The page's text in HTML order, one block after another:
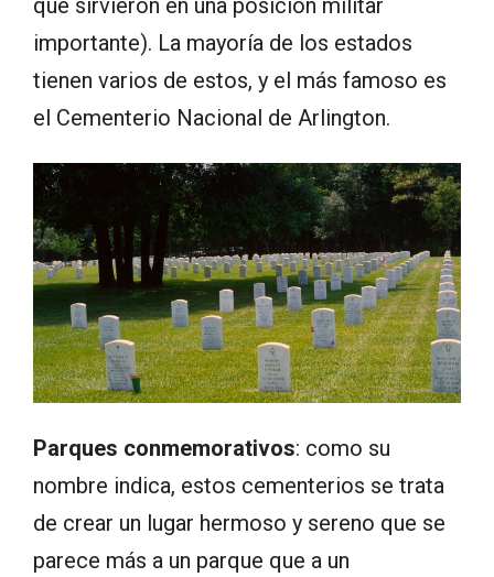
importante). La mayoría de los estados
tienen varios de estos, y el más famoso es
el Cementerio Nacional de Arlington.
Parques conmemorativos: como su
nombre indica, estos cementerios se trata
de crear un lugar hermoso y sereno que se
parece más a un parque que a un